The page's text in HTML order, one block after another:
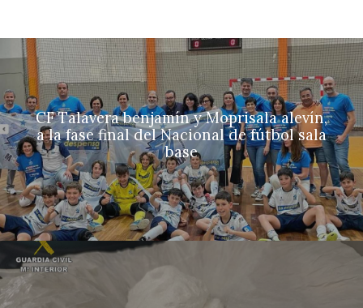
CF Talavera benjamín y Moprisala alevín,
a la fase final del Nacional de fútbol sala
base